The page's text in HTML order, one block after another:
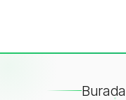
Burada